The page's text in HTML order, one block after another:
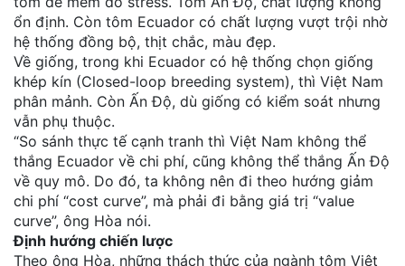
ổn định. Còn tôm Ecuador có chất lượng vượt trội nhờ
hệ thống đồng bộ, thịt chắc, màu đẹp.
Về giống, trong khi Ecuador có hệ thống chọn giống
khép kín (Closed-loop breeding system), thì Việt Nam
phân mảnh. Còn Ấn Độ, dù giống có kiểm soát nhưng
vẫn phụ thuộc.
“So sánh thực tế cạnh tranh thì Việt Nam không thể
thắng Ecuador về chi phí, cũng không thể thắng Ấn Độ
về quy mô. Do đó, ta không nên đi theo hướng giảm
chi phí “cost curve”, mà phải đi bằng giá trị “value
curve”, ông Hòa nói.
Định hướng chiến lược
Theo ông Hòa, những thách thức của ngành tôm Việt